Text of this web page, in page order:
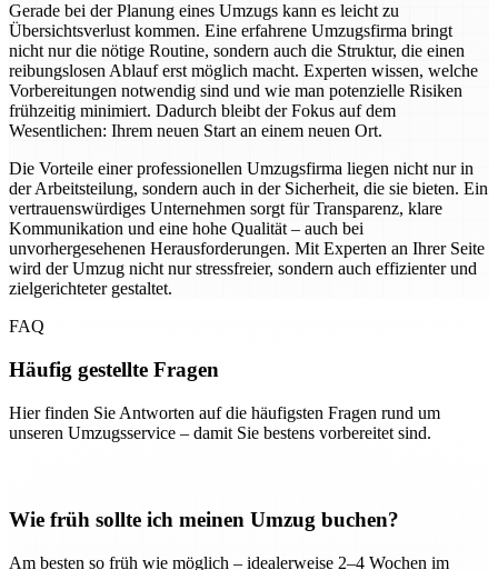
Gerade bei der Planung eines Umzugs kann es leicht zu
Übersichtsverlust kommen. Eine erfahrene Umzugsfirma bringt
nicht nur die nötige Routine, sondern auch die Struktur, die einen
reibungslosen Ablauf erst möglich macht. Experten wissen, welche
Vorbereitungen notwendig sind und wie man potenzielle Risiken
frühzeitig minimiert. Dadurch bleibt der Fokus auf dem
Wesentlichen: Ihrem neuen Start an einem neuen Ort.
Die Vorteile einer professionellen Umzugsfirma liegen nicht nur in
der Arbeitsteilung, sondern auch in der Sicherheit, die sie bieten. Ein
vertrauenswürdiges Unternehmen sorgt für Transparenz, klare
Kommunikation und eine hohe Qualität – auch bei
unvorhergesehenen Herausforderungen. Mit Experten an Ihrer Seite
wird der Umzug nicht nur stressfreier, sondern auch effizienter und
zielgerichteter gestaltet.
FAQ
Häufig gestellte Fragen
Hier finden Sie Antworten auf die häufigsten Fragen rund um
unseren Umzugsservice – damit Sie bestens vorbereitet sind.
Wie früh sollte ich meinen Umzug buchen?
Am besten so früh wie möglich – idealerweise 2–4 Wochen im